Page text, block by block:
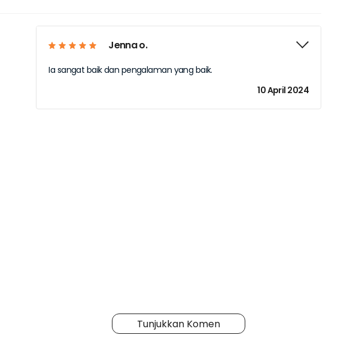
Jenna o.
Ia sangat baik dan pengalaman yang baik.
10 April 2024
Tunjukkan Komen